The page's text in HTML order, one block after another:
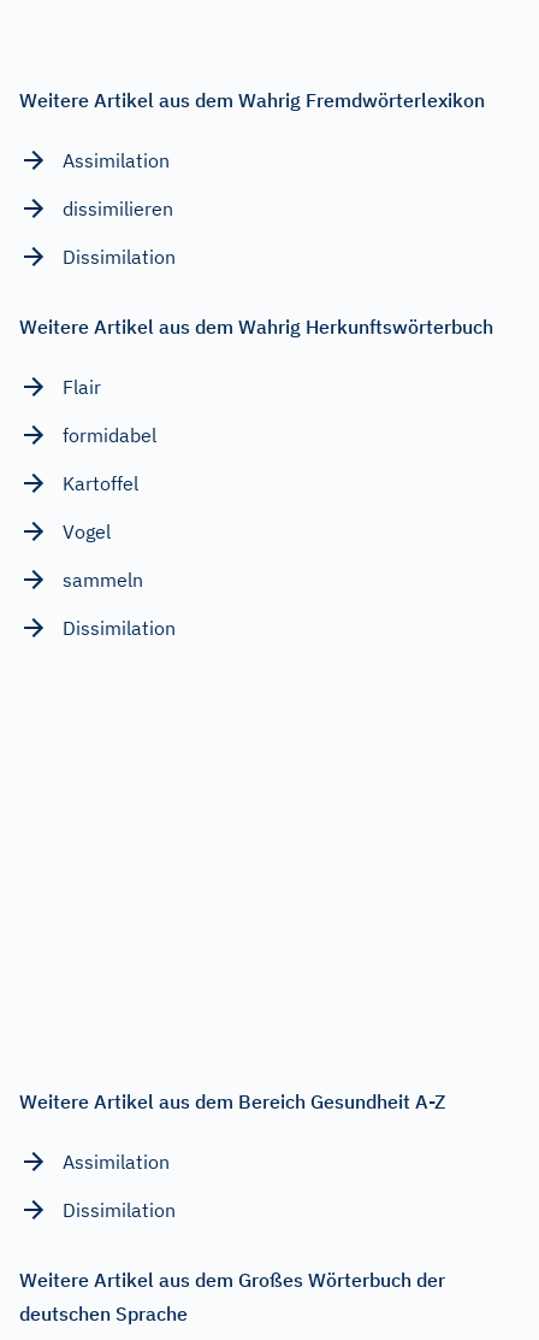
Weitere Artikel aus dem Wahrig Fremdwörterlexikon
Assimilation
dissimilieren
Dissimilation
Weitere Artikel aus dem Wahrig Herkunftswörterbuch
Flair
formidabel
Kartoffel
Vogel
sammeln
Dissimilation
Weitere Artikel aus dem Bereich Gesundheit A-Z
Assimilation
Dissimilation
Weitere Artikel aus dem Großes Wörterbuch der
deutschen Sprache